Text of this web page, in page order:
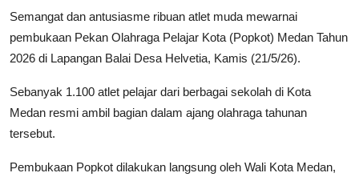
Semangat dan antusiasme ribuan atlet muda mewarnai
pembukaan Pekan Olahraga Pelajar Kota (Popkot) Medan Tahun
2026 di Lapangan Balai Desa Helvetia, Kamis (21/5/26).
Sebanyak 1.100 atlet pelajar dari berbagai sekolah di Kota
Medan resmi ambil bagian dalam ajang olahraga tahunan
tersebut.
Pembukaan Popkot dilakukan langsung oleh Wali Kota Medan,